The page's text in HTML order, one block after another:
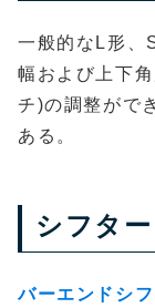
一般的なL形、
幅および上下
チ)の調整がで
ある。
シフター
バーエンドシ